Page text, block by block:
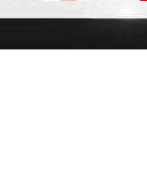
支持使用魔法
支持高效的能